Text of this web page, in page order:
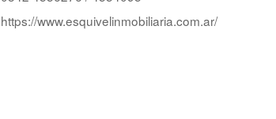
https://www.esquivelinmobiliaria.com.ar/